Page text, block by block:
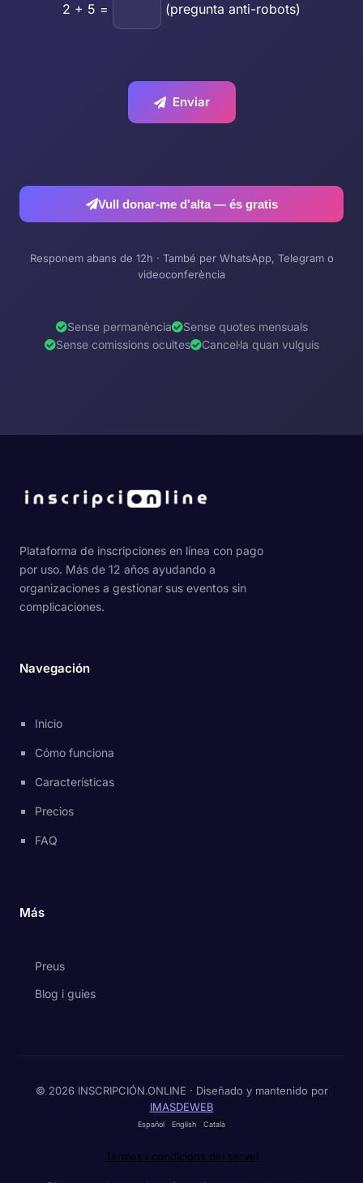
2 + 5 = (pregunta anti-robots)
Enviar
Vull donar-me d'alta — és gratis
Responem abans de 12h · També per WhatsApp, Telegram o
videoconferència
Sense permanència
Sense quotes mensuals
Sense comissions ocultes
Cancel·la quan vulguis
Plataforma de inscripciones en línea con pago
por uso. Más de 12 años ayudando a
organizaciones a gestionar sus eventos sin
complicaciones.
Navegación
Inicio
Cómo funciona
Características
Precios
FAQ
Más
Preus
Blog i guies
© 2026 INSCRIPCIÓN.ONLINE · Diseñado y mantenido por
IMASDEWEB
Español English Català
Termes i condicions del servei